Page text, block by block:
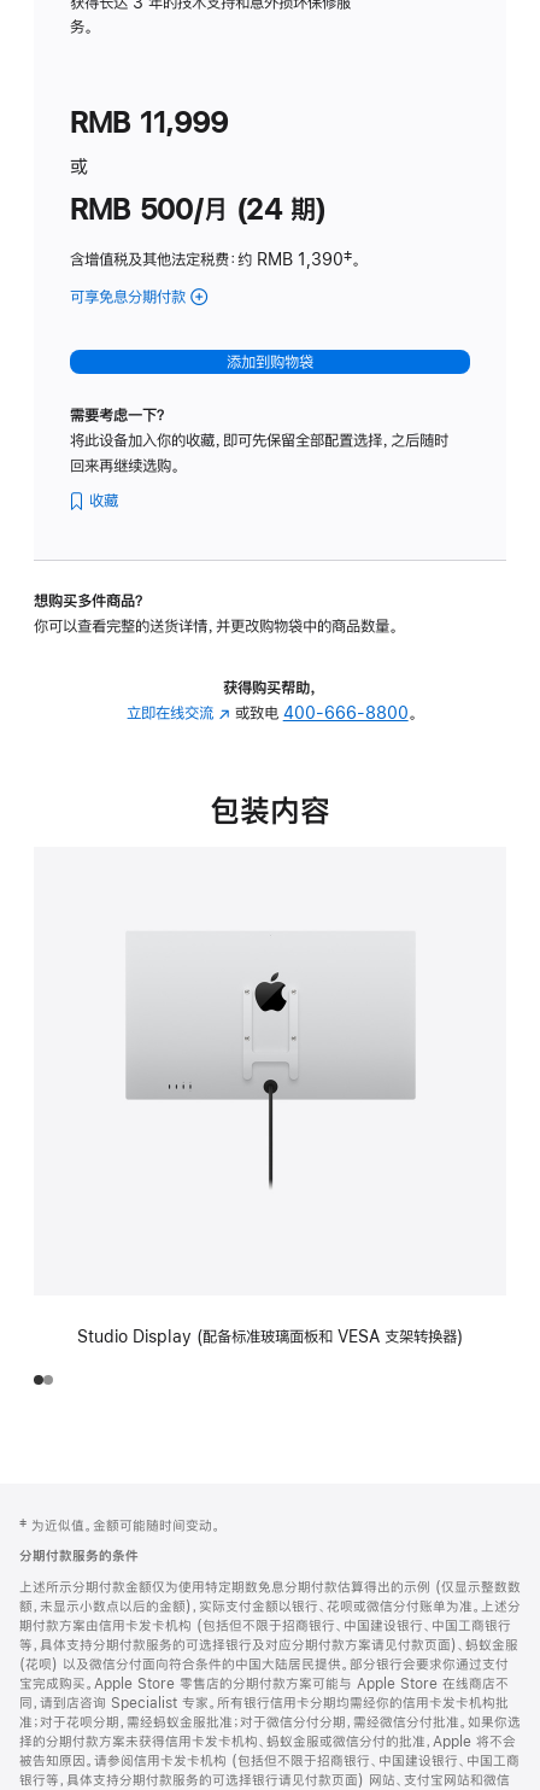
务。
RMB 11,999
或
RMB 500/月 (24 期)
含增值税及其他法定税费：约 RMB 1,390脚
‡。
可享免息分期付款 (Studio
-
标
璃
转
的
添加到购物袋
需要考虑一下？
将此设备加入你的收藏，即可先保留全部配置选择，之后随时
回来再继续选购。
收藏
想购买多件商品？
你可以查看完整的送货详情，并更改购物袋中的商品数量。
获得购买帮助，
立即在线交流 (在
中
或致电 400-666-8800。
包装内容
Studio Display (配备标准玻璃面板和 VESA 支架转换器)
页
页
脚
注
‡ 为近似值。金额可能随时间变动。
分期付款服务的条件
上述所示分期付款金额仅为使用特定期数免息分期付款估算得出的示例 (仅显示整数数
额，未显示小数点以后的金额)，实际支付金额以银行、花呗或微信分付账单为准。上述分
期付款方案由信用卡发卡机构 (包括但不限于招商银行、中国建设银行、中国工商银行
等，具体支持分期付款服务的可选择银行及对应分期付款方案请见付款页面)、蚂蚁金服
(花呗) 以及微信分付面向符合条件的中国大陆居民提供。部分银行会要求你通过支付
宝完成购买。Apple Store 零售店的分期付款方案可能与 Apple Store 在线商店不
同，请到店咨询 Specialist 专家。所有银行信用卡分期均需经你的信用卡发卡机构批
准；对于花呗分期，需经蚂蚁金服批准；对于微信分付分期，需经微信分付批准。如果你选
择的分期付款方案未获得信用卡发卡机构、蚂蚁金服或微信分付的批准，Apple 将不会
被告知原因。请参阅信用卡发卡机构 (包括但不限于招商银行、中国建设银行、中国工商
银行等，具体支持分期付款服务的可选择银行请见付款页面) 网站、支付宝网站和微信